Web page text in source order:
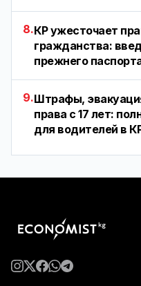
8.КР ужесточает
гражданства:
прежнего
9.Штрафы,
права с 17 лет:
для водителей в